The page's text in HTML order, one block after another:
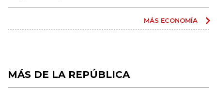
MÁS ECONOMÍA
MÁS DE LA REPÚBLICA